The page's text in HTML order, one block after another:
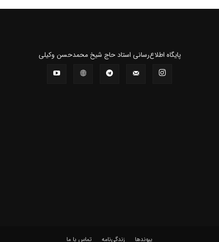
پايگاه اطلاع‌رسانی استاد حاج شیخ محمدحسن وکیلی
پیوندها زندگی‌نامه تماس با ما